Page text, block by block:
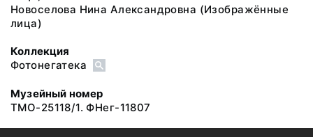
Новоселова Нина Александровна (Изображённые
лица)
Коллекция
Фотонегатека
Музейный номер
ТМО-25118/1. ФНег-11807